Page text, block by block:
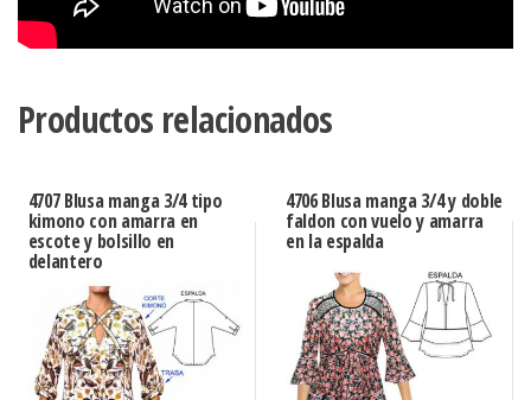
Productos relacionados
4707 Blusa manga 3/4 tipo
kimono con amarra en
escote y bolsillo en
delantero
4706 Blusa manga 3/4 y doble
faldon con vuelo y amarra
en la espalda